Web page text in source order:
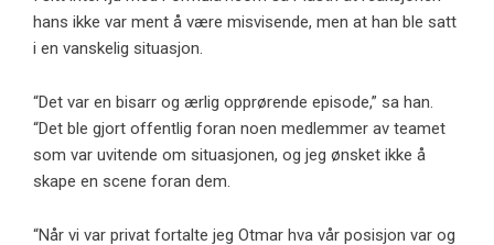
hans ikke var ment å være misvisende, men at han ble satt
i en vanskelig situasjon.
“Det var en bisarr og ærlig opprørende episode,” sa han.
“Det ble gjort offentlig foran noen medlemmer av teamet
som var uvitende om situasjonen, og jeg ønsket ikke å
skape en scene foran dem.
“Når vi var privat fortalte jeg Otmar hva vår posisjon var og